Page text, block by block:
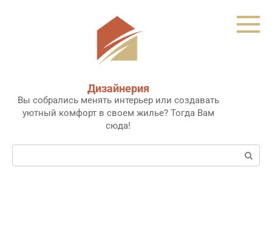
Дизайнерия
Вы собрались менять интерьер или создавать
уютный комфорт в своем жилье? Тогда Вам
сюда!
Поиск: